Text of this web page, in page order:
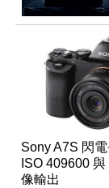
Sony A7S 閃
ISO 409600
像輸出